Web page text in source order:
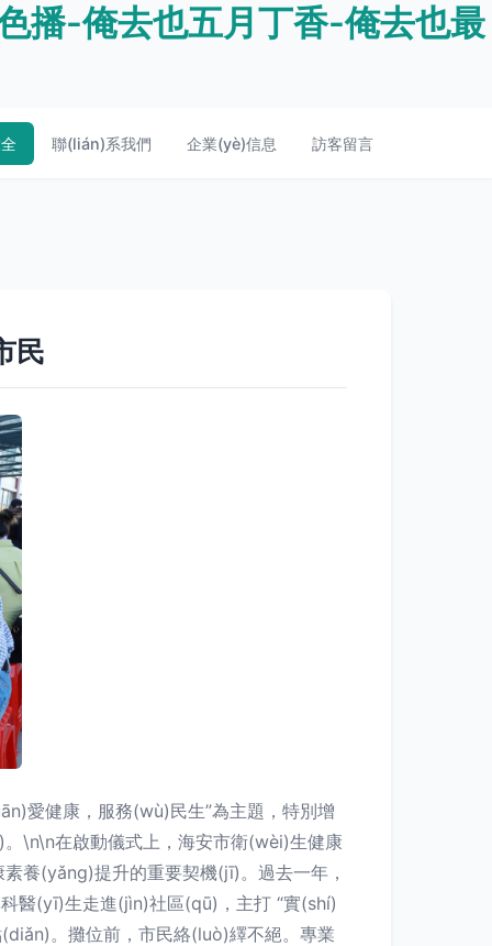
播-俺去也五月丁香-俺去也最
聯(lián)系我們 企業(yè)信息 訪客留言
民
愛健康，服務(wù)民生”為主題，特別增
\n\n在啟動儀式上，海安市衛(wèi)生健康
養(yǎng)提升的重要契機(jī)。過去一年，
醫(yī)生走進(jìn)社區(qū)，主打 “實(shí)
。攤位前，市民絡(luò)繹不絕。專業